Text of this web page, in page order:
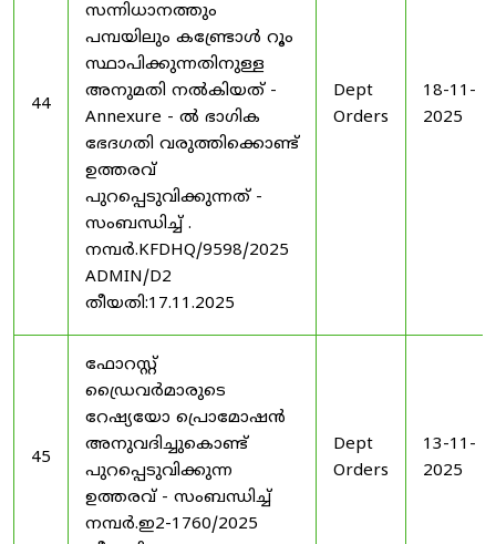
44
സന്നിധാനത്തും
പമ്പയിലും കണ്ട്രോൾ റൂം
സ്ഥാപിക്കുന്നതിനുള്ള
അനുമതി നൽകിയത് -
Annexure - ൽ ഭാഗിക
ഭേദഗതി വരുത്തിക്കൊണ്ട്
ഉത്തരവ്
പുറപ്പെടുവിക്കുന്നത് -
സംബന്ധിച്ച് .
നമ്പർ.KFDHQ/9598/2025
ADMIN/D2
തീയതി:17.11.2025
Dept
Orders
18-11-
2025
45
ഫോറസ്റ്റ്
ഡ്രൈവർമാരുടെ
റേഷ്യയോ പ്രൊമോഷൻ
അനുവദിച്ചുകൊണ്ട്
പുറപ്പെടുവിക്കുന്ന
ഉത്തരവ് - സംബന്ധിച്ച്
നമ്പർ.ഇ2-1760/2025
Dept
Orders
13-11-
2025